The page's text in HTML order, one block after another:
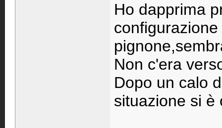
Ho dapprima
Non c'era
Dopo un calo
situazione si è